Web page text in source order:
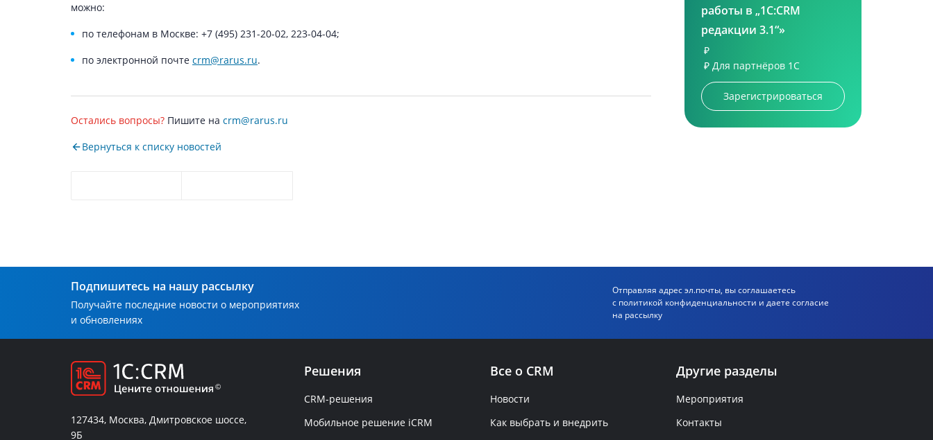
можно:
по телефонам в Москве: +7 (495) 231-20-02, 223-04-04;
по электронной почте crm@rarus.ru.
Остались вопросы? Пишите на crm@rarus.ru
Вернуться к списку новостей
работы в „1С:CRM
редакции 3.1“»
₽
₽ Для партнёров 1С
Зарегистрироваться
Подпишитесь на нашу рассылку
Получайте последние новости о мероприятиях
и обновлениях
Отправляя адрес эл.почты, вы соглашаетесь
с политикой конфиденциальности и даете согласие
на рассылку
127434, Москва, Дмитровское шоссе,
9Б
Решения
CRM-решения
Мобильное решение iCRM
Все о CRM
Новости
Как выбрать и внедрить
Другие разделы
Мероприятия
Контакты